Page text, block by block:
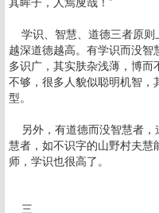
学识、智慧、道德三者原则
越深道德越高。有学识而没
多识广，其实肤杂浅薄，博
不够，很多人貌似聪明机智，
型。
另外，有道德而没智慧者，
慧者，如不识字的山野村夫
师，学识也很高了。
三